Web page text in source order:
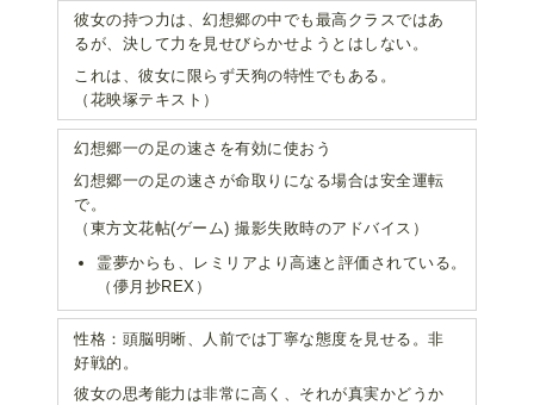
彼女の持つ力は、幻想郷の中でも最高クラスではあ
るが、決して力を見せびらかせようとはしない。
これは、彼女に限らず天狗の特性でもある。
（花映塚テキスト）
幻想郷一の足の速さを有効に使おう
幻想郷一の足の速さが命取りになる場合は安全運転
で。
（東方文花帖(ゲーム) 撮影失敗時のアドバイス）
霊夢からも、レミリアより高速と評価されている。
（儚月抄REX）
性格：頭脳明晰、人前では丁寧な態度を見せる。非
好戦的。
彼女の思考能力は非常に高く、それが真実かどうか